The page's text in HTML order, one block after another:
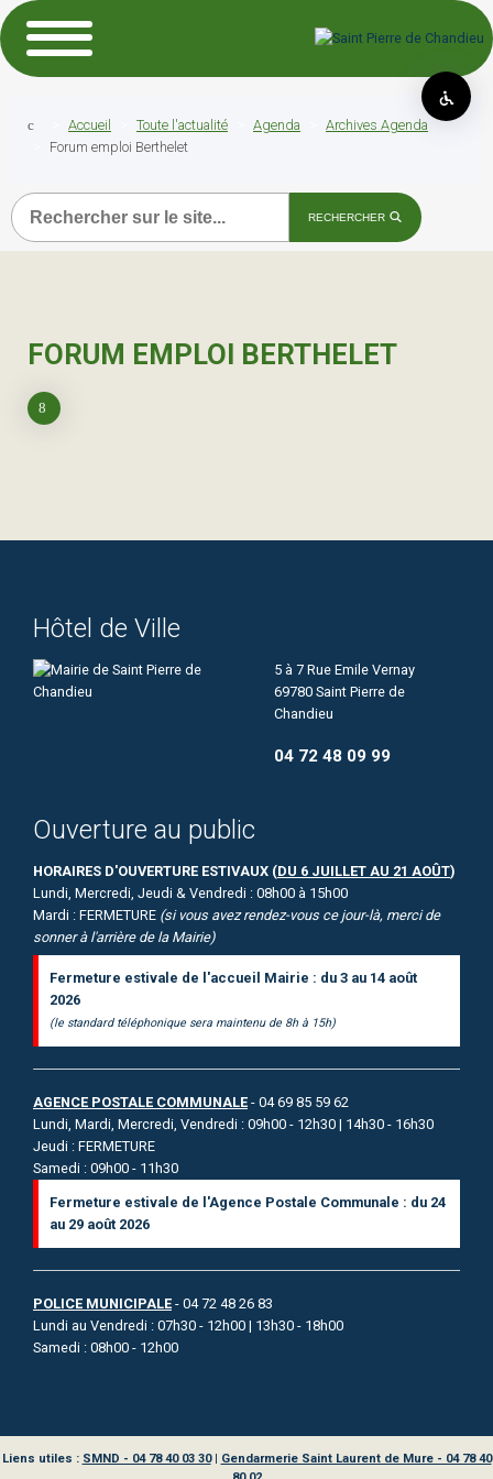
Accueil Toute l'actualité Agenda
Archives Agenda
Forum emploi Berthelet
Recherche
RECHERCHER
FORUM EMPLOI BERTHELET
Hôtel de Ville
5 à 7 Rue Emile Vernay
69780 Saint Pierre de
Chandieu
04 72 48 09 99
Ouverture au public
HORAIRES D'OUVERTURE ESTIVAUX (DU 6 JUILLET AU 21 AOÛT)
Lundi, Mercredi, Jeudi & Vendredi : 08h00 à 15h00
Mardi : FERMETURE (si vous avez rendez-vous ce jour-là, merci de
sonner à l'arrière de la Mairie)
Fermeture estivale de l'accueil Mairie : du 3 au 14 août
2026
(le standard téléphonique sera maintenu de 8h à 15h)
AGENCE POSTALE COMMUNALE - 04 69 85 59 62
Lundi, Mardi, Mercredi, Vendredi : 09h00 - 12h30 | 14h30 - 16h30
Jeudi : FERMETURE
Samedi : 09h00 - 11h30
Fermeture estivale de l'Agence Postale Communale : du 24
au 29 août 2026
POLICE MUNICIPALE - 04 72 48 26 83
Lundi au Vendredi : 07h30 - 12h00 | 13h30 - 18h00
Samedi : 08h00 - 12h00
Liens utiles : SMND - 04 78 40 03 30| Gendarmerie Saint Laurent de Mure - 04 78 40